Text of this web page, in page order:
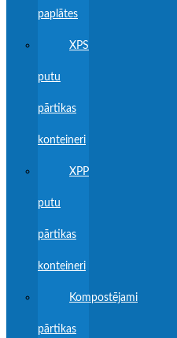
paplātes
XPS
putu
pārtikas
konteineri
XPP
putu
pārtikas
konteineri
Kompostējami
pārtikas